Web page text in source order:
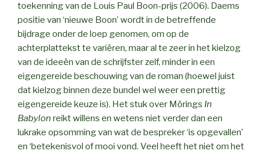
toekenning van de Louis Paul Boon-prijs (2006). Daems
positie van ‘nieuwe Boon’ wordt in de betreffende
bijdrage onder de loep genomen, om op de
achterplattekst te variëren, maar al te zeer in het kielzog
van de ideeën van de schrijfster zelf, minder in een
eigengereide beschouwing van de roman (hoewel juist
dat kielzog binnen deze bundel wel weer een prettig
eigengereide keuze is). Het stuk over Mörings In
Babylon reikt willens en wetens niet verder dan een
lukrake opsomming van wat de bespreker ‘is opgevallen’
en ‘betekenisvol of mooi vond. Veel heeft het niet om het